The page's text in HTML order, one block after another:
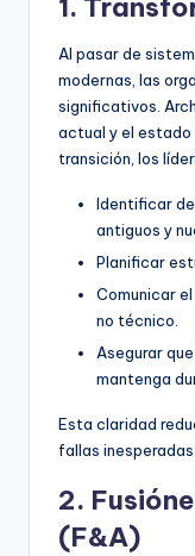
1.
Al pasar de
modernas, las
significativos.
actual y el estado
transición, los
Identificar
antiguos y
Planificar
Comunicar
no técnico.
Asegurar
mantenga
Esta claridad
fallas
2.
(F&A)